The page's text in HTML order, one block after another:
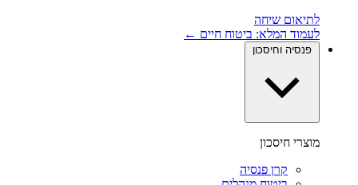
לתיאום שיחה
לעמוד המלא: ביטוח חיים ←
פנסיה וחיסכון
מוצרי חיסכון
קרן פנסיה